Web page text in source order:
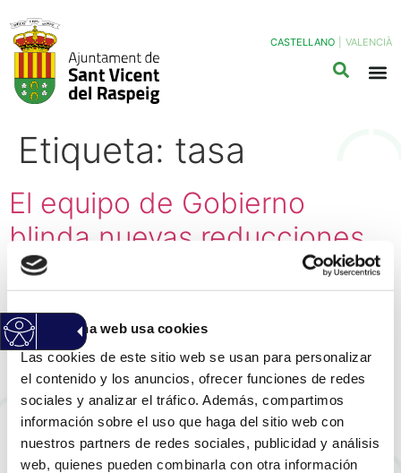
Esta página web usa cookies
Las cookies de este sitio web se usan para personalizar
el contenido y los anuncios, ofrecer funciones de redes
sociales y analizar el tráfico. Además, compartimos
información sobre el uso que haga del sitio web con
nuestros partners de redes sociales, publicidad y análisis
web, quienes pueden combinarla con otra información
CASTELLANO VALENCIÀ
Etiqueta: tasa
El equipo de Gobierno
blinda nuevas reducciones
de la tasa de residuos para
las familias más vulnerables,
que se aplicarán a partir de
2026